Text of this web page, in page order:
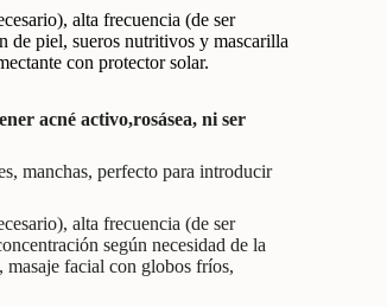
alta frecuencia (de ser
de piel, sueros nutritivos y mascarilla
con protector solar.
acné activo,rosásea, ni ser
manchas, perfecto para introducir
alta frecuencia (de ser
según necesidad de la
facial con globos fríos,